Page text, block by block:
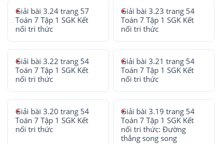
Giải bài 3.24 trang 57
Toán 7 Tập 1 SGK Kết
nối tri thức
Giải bài 3.23 trang 54
Toán 7 Tập 1 SGK Kết
nối tri thức
Giải bài 3.22 trang 54
Toán 7 Tập 1 SGK Kết
nối tri thức
Giải bài 3.21 trang 54
Toán 7 Tập 1 SGK Kết
nối tri thức
Giải bài 3.20 trang 54
Toán 7 Tập 1 SGK Kết
nối tri thức
Giải bài 3.19 trang 54
Toán 7 Tập 1 SGK Kết
nối tri thức: Đường
thẳng song song